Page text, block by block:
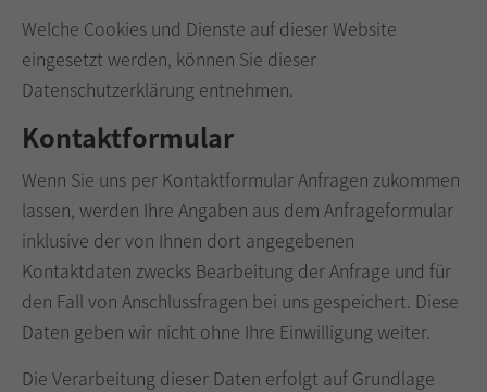
Welche Cookies und Dienste auf dieser Website
eingesetzt werden, können Sie dieser
Datenschutzerklärung entnehmen.
Kontaktformular
Wenn Sie uns per Kontaktformular Anfragen zukommen
lassen, werden Ihre Angaben aus dem Anfrageformular
inklusive der von Ihnen dort angegebenen
Kontaktdaten zwecks Bearbeitung der Anfrage und für
den Fall von Anschlussfragen bei uns gespeichert. Diese
Daten geben wir nicht ohne Ihre Einwilligung weiter.
Die Verarbeitung dieser Daten erfolgt auf Grundlage